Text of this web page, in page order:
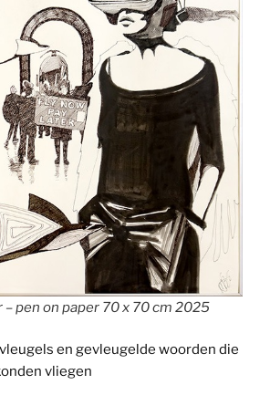
– pen on paper 70 x 70 cm 2025
en gevleugelde woorden die
vliegen